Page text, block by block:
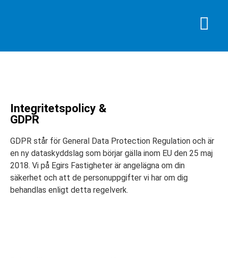
Integritetspolicy &
GDPR
GDPR står för General Data Protection Regulation och är
en ny dataskyddslag som börjar gälla inom EU den 25 maj
2018. Vi på Egirs Fastigheter är angelägna om din
säkerhet och att de personuppgifter vi har om dig
behandlas enligt detta regelverk.